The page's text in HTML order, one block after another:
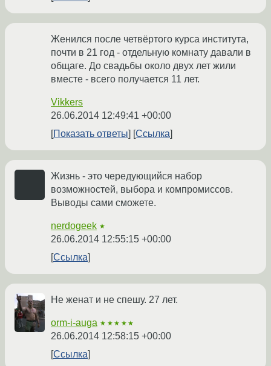
Женился после четвёртого курса института,
почти в 21 год - отдельную комнату давали в
общаге. До свадьбы около двух лет жили
вместе - всего получается 11 лет.
Vikkers
26.06.2014 12:49:41 +00:00
Показать ответы
Ссылка
Жизнь - это чередующийся набор
возможностей, выбора и компромиссов.
Выводы сами сможете.
nerdogeek ★
26.06.2014 12:55:15 +00:00
Ссылка
Не женат и не спешу. 27 лет.
orm-i-auga ★★★★★
26.06.2014 12:58:15 +00:00
Ссылка